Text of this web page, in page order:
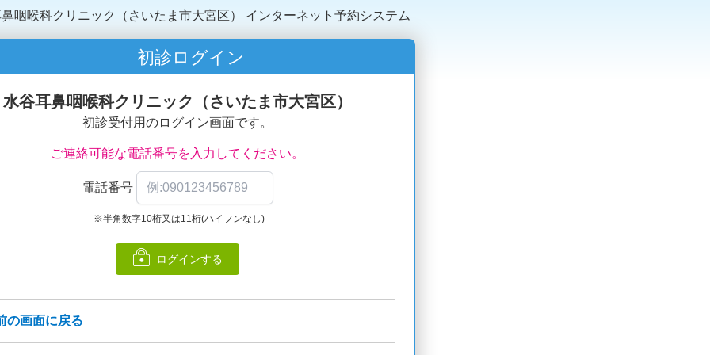
咽喉科クリニック（さいたま市大宮区） インターネット予約システム
初診ログイン
水谷耳鼻咽喉科クリニック（さいたま市大宮区）
初診受付用のログイン画面です。
ご連絡可能な電話番号を入力してください。
電話番号
※半角数字10桁又は11桁(ハイフンなし)
ログインする
の画面に戻る